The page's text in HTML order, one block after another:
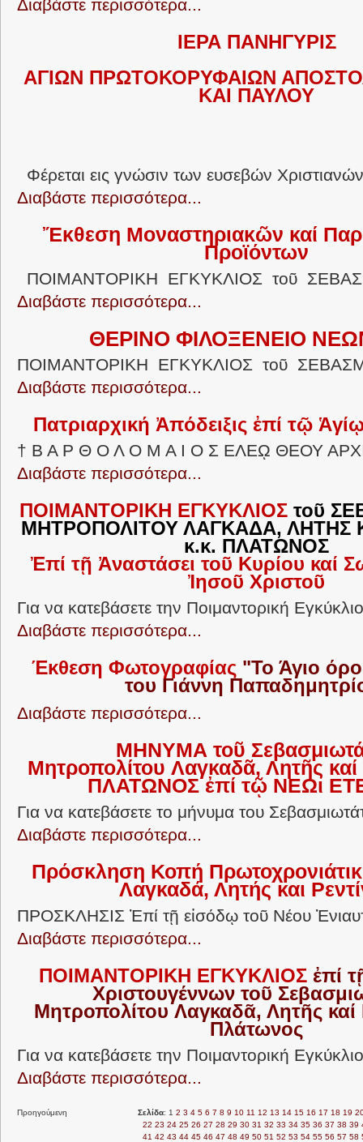
Διαβάστε περισσότερα...
ΙΕΡΑ ΠΑΝΗΓΥΡΙΣ
ΑΓΙΩΝ ΠΡΩΤΟΚΟΡΥΦΑΙΩΝ
ΚΑΙ ΠΑΥΛΟΥ
Φέρεται εις γνώσιν των ευσεβών
Διαβάστε περισσότερα...
Ἔκθεση Μοναστηριακῶν καί
Προϊόντων
ΠΟΙΜΑΝΤΟΡΙΚΗ ΕΓΚΥΚΛΙΟΣ τοῦ
Διαβάστε περισσότερα...
ΘΕΡΙΝΟ ΦΙΛΟΞΕΝΕΙΟ
ΠΟΙΜΑΝΤΟΡΙΚΗ ΕΓΚΥΚΛΙΟΣ τοῦ
Διαβάστε περισσότερα...
Πατριαρχική Ἀπόδειξις ἐπί τῷ
† Β Α Ρ Θ Ο Λ Ο Μ Α Ι Ο Σ ΕΛΕῼ ΘΕΟΥ
Διαβάστε περισσότερα...
ΠΟΙΜΑΝΤΟΡΙΚΗ ΕΓΚΥΚΛΙΟΣ τοῦ
ΜΗΤΡΟΠΟΛΙΤΟΥ ΛΑΓΚΑΔΑ, ΛΗΤΗΣ
κ.κ. ΠΛΑΤΩΝΟΣ
Ἐπί τῇ Ἀναστάσει τοῦ Κυρίου καί
Ἰησοῦ Χριστοῦ
Για να κατεβάσετε την Ποιμαντορική
Διαβάστε περισσότερα...
Έκθεση Φωτογραφίας"Το Άγιο
του Γιάννη
Διαβάστε περισσότερα...
ΜΗΝΥΜΑ τοῦ
Μητροπολίτου Λαγκαδᾶ, Λητῆς καί
ΠΛΑΤΩΝΟΣἐπί τῷ ΝΕΩι
Για να κατεβάσετε το μήνυμα του
Διαβάστε περισσότερα...
Πρόσκληση Κοπή
Λαγκαδά, Λητής και
ΠΡΟΣΚΛΗΣΙΣ Ἐπί τῇ εἰσόδῳ τοῦ Νέου
Διαβάστε περισσότερα...
ΠΟΙΜΑΝΤΟΡΙΚΗ ΕΓΚΥΚΛΙΟΣ ἐπί
Χριστουγέννων τοῦ
ΜητροπολίτουΛαγκαδᾶ, Λητῆς καί
Πλάτωνος
Για να κατεβάσετε την Ποιμαντορική
Διαβάστε περισσότερα...
Προηγούμενη Σελίδα: 1 2 3 4 5 6 7 8 9 10 11 12 13 14 15 16 17 18 19
22 23 24 25 26 27 28 29 30 31 32 33 34 35 36 37 38 39
41 42 43 44 45 46 47 48 49 50 51 52 53 54 55 56 57 58